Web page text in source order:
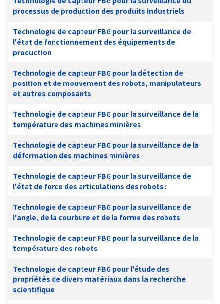
processus de production des produits industriels
Technologie de capteur FBG pour la surveillance de
l'état de fonctionnement des équipements de
production
Technologie de capteur FBG pour la détection de
position et de mouvement des robots, manipulateurs
et autres composants
Technologie de capteur FBG pour la surveillance de la
température des machines minières
Technologie de capteur FBG pour la surveillance de la
déformation des machines minières
Technologie de capteur FBG pour la surveillance de
l'état de force des articulations des robots :
Technologie de capteur FBG pour la surveillance de
l'angle, de la courbure et de la forme des robots
Technologie de capteur FBG pour la surveillance de la
température des robots
Technologie de capteur FBG pour l'étude des
propriétés de divers matériaux dans la recherche
scientifique